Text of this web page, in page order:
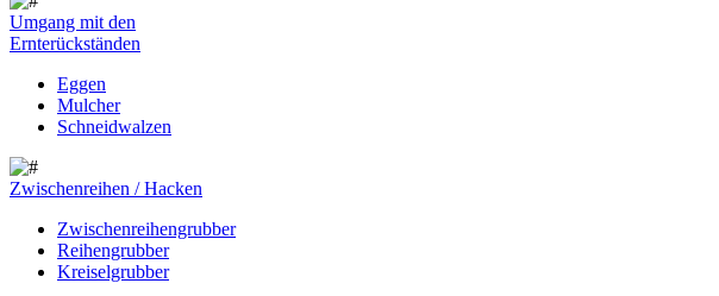
Umgang mit den
Ernterückständen
Eggen
Mulcher
Schneidwalzen
Zwischenreihen / Hacken
Zwischenreihengrubber
Reihengrubber
Kreiselgrubber